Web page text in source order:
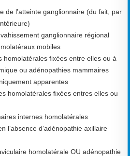
de l’atteinte ganglionnaire (du fait, par
ganglionnaire régional
mobiles
homolatérales fixées entre elles ou à
ou adénopathies mammaires
apparentes
homolatérales fixées entres elles ou
internes homolatérales
l’absence d’adénopathie axillaire
homolatérale OU adénopathie